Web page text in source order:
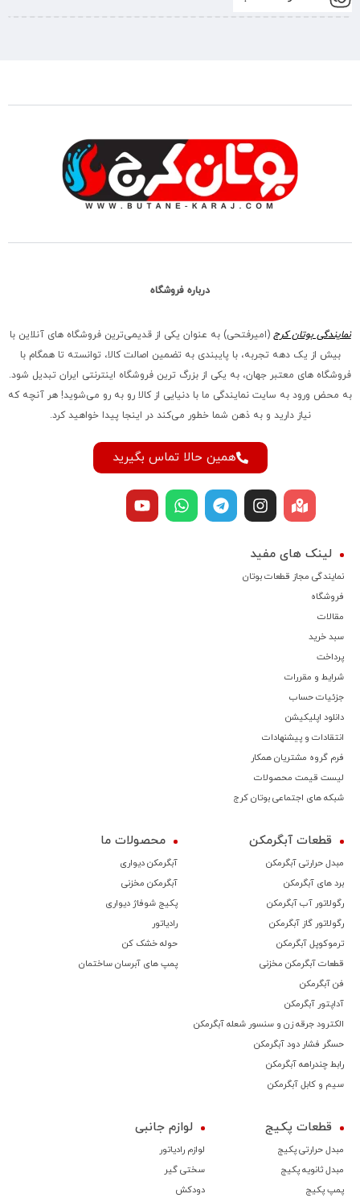
درباره فروشگاه
نمایندگی بوتان کرج (امیرفتحی) به عنوان یکی از قدیمی‌ترین فروشگاه های آنلاین با
بیش از یک دهه تجربه، با پایبندی به تضمین اصالت کالا، توانسته تا همگام با
فروشگاه‌ های معتبر جهان، به یکی از بزرگ‌ ترین فروشگاه اینترنتی ایران تبدیل شود.
به محض ورود به سایت نمایندگی ما با دنیایی از کالا رو به رو می‌شوید! هر آنچه که
نیاز دارید و به ذهن شما خطور می‌کند در اینجا پیدا خواهید کرد.
همین حالا تماس بگیرید
لینک های مفید
نمایندگی مجاز قطعات بوتان
فروشگاه
مقالات
سبد خرید
پرداخت
شرایط و مقررات
جزئیات حساب
دانلود اپلیکیشن
انتقادات و پیشنهادات
فرم گروه مشتریان همکار
لیست قیمت محصولات
شبکه های اجتماعی بوتان کرج
قطعات آبگرمکن
مبدل حرارتی آبگرمکن
برد های آبگرمکن
رگولاتور آب آبگرمکن
رگولاتور گاز آبگرمکن
ترموكوپل آبگرمکن
قطعات آبگرمکن مخزنی
فن آبگرمکن
آداپتور آبگرمکن
الکترود جرقه زن و سنسور شعله آبگرمکن
حسگر فشار دود آبگرمکن
رابط چندراهه آبگرمکن
سیم و کابل آبگرمکن
محصولات ما
آبگرمکن دیواری
آبگرمکن مخزنی
پکیج شوفاژ دیواری
رادیاتور
حوله خشک کن
پمپ های آبرسان ساختمان
قطعات پکیج
مبدل حرارتی پکیج
مبدل ثانویه پکیج
پمپ پکیج
لوازم جانبی
لوازم رادیاتور
سختی گیر
دودکش